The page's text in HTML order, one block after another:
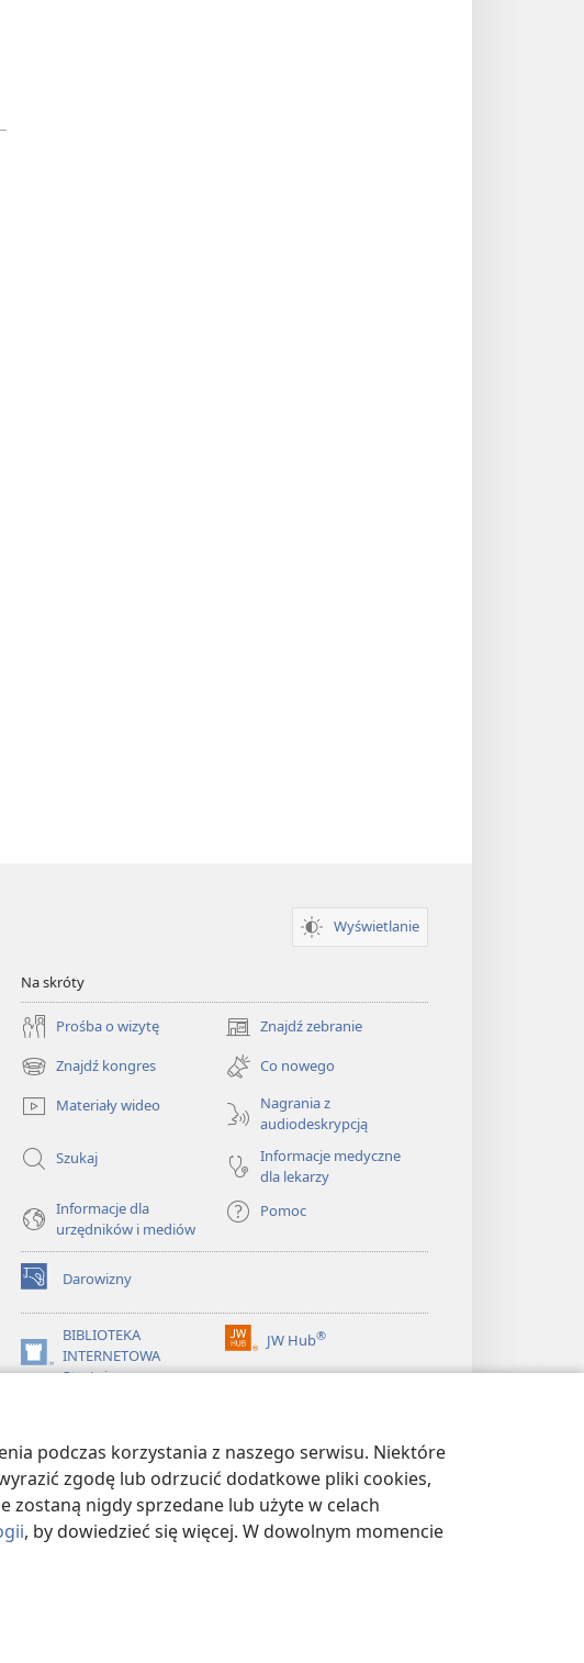
podczas korzystania z naszego serwisu. Niektóre
zgodę lub odrzucić dodatkowe pliki cookies,
zostaną nigdy sprzedane lub użyte w celach
, by dowiedzieć się więcej. W dowolnym momencie
Wyświetlanie
Na skróty
Prośba o wizytę Znajdź zebranie
(opens
new
window)
Znajdź kongres
(opens
new
window)
Co nowego
Materiały wideo
Nagrania z
audiodeskrypcją
Szukaj
Informacje medyczne
dla lekarzy
Informacje dla
urzędników i mediów
Pomoc
Darowizny
(opens
new
window)BIBLIOTEKA
INTERNETOWA
Strażnicy
(opens
JW Hub®
(opens
new